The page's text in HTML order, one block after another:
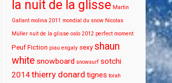
la nuit de la glisse Martin
Gallant molina 2011 mondial du snow Nicolas
Müller nuit de la glisse oslo 2012 perfect moment
Peuf Fiction piau engaly sexy shaun
white snowboard snowsurf sotchi
2014thierry donard tignes torah